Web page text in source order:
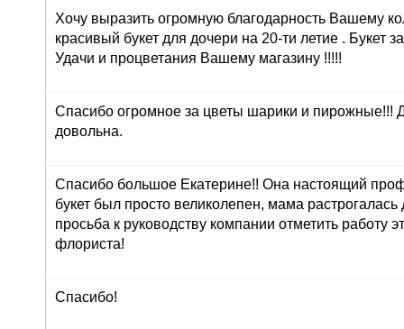
Хочу выразить огромную благодарность Вашему
красивый букет для дочери на 20-ти летие . Букет
Удачи и процветания Вашему магазину !!!!!
Спасибо огромное за цветы шарики и пирожные!!!
довольна.
Спасибо большое Екатерине!! Она настоящий
букет был просто великолепен, мама
просьба к руководству компании отметить работу
флориста!
Спасибо!